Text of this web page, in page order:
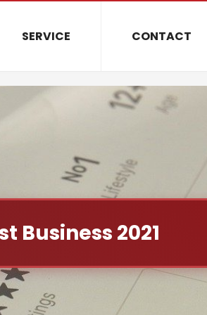
SERVICE CONTACT
Business 2021